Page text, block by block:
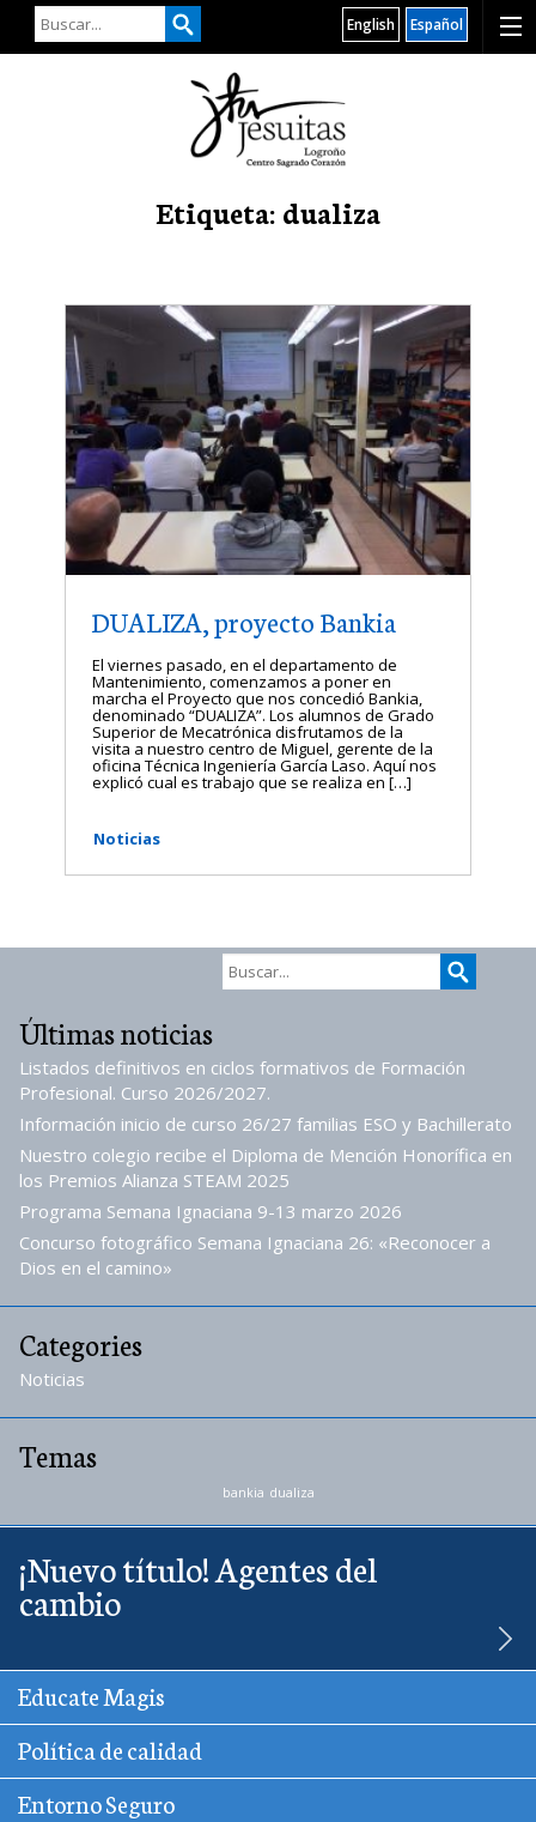
Español
English
Etiqueta: dualiza
DUALIZA, proyecto Bankia
El viernes pasado, en el departamento de
Mantenimiento, comenzamos a poner en
marcha el Proyecto que nos concedió Bankia,
denominado “DUALIZA”. Los alumnos de Grado
Superior de Mecatrónica disfrutamos de la
visita a nuestro centro de Miguel, gerente de la
oficina Técnica Ingeniería García Laso. Aquí nos
explicó cual es trabajo que se realiza en […]
Noticias
Últimas noticias
Listados definitivos en ciclos formativos de Formación
Profesional. Curso 2026/2027.
Información inicio de curso 26/27 familias ESO y Bachillerato
Nuestro colegio recibe el Diploma de Mención Honorífica en
los Premios Alianza STEAM 2025
Programa Semana Ignaciana 9-13 marzo 2026
Concurso fotográfico Semana Ignaciana 26: «Reconocer a
Dios en el camino»
Categories
Noticias
Temas
bankia dualiza
¡Nuevo título! Agentes del
cambio
Educate Magis
Política de calidad
Entorno Seguro